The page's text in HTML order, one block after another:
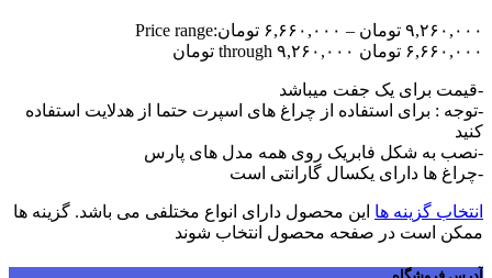
۹,۲۶۰,۰۰۰ تومان – ۶,۶۶۰,۰۰۰ تومانPrice range:
۶,۶۶۰,۰۰۰ تومان through ۹,۲۶۰,۰۰۰ تومان
-قیمت برای یک جفت میباشد
-توجه : برای استفاده از چراغ های اسپرت حتما از هدلایت استفاده
کنید
-نصب به شکل فابریک روی همه مدل های پارس
-چراغ ها دارای یکسال گارانتی است
انتخاب گزینه ها این محصول دارای انواع مختلفی می باشد. گزینه ها
ممکن است در صفحه محصول انتخاب شوند